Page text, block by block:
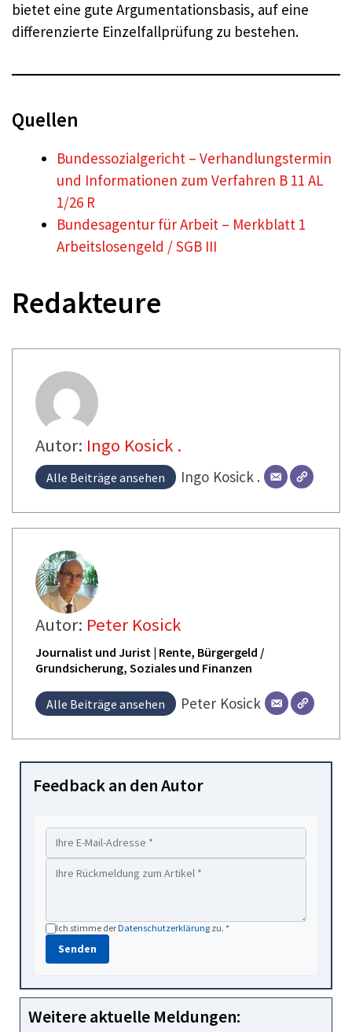
bietet eine gute Argumentationsbasis, auf eine
differenzierte Einzelfallprüfung zu bestehen.
Quellen
Bundessozialgericht – Verhandlungstermin
und Informationen zum Verfahren B 11 AL
1/26 R
Bundesagentur für Arbeit – Merkblatt 1
Arbeitslosengeld / SGB III
Redakteure
Autor: Ingo Kosick .
Alle Beiträge ansehen Ingo Kosick .
Autor: Peter Kosick
Journalist und Jurist | Rente, Bürgergeld /
Grundsicherung, Soziales und Finanzen
Alle Beiträge ansehen Peter Kosick
Feedback an den Autor
Ich stimme derDatenschutzerklärung zu. *
Senden
Weitere aktuelle Meldungen: